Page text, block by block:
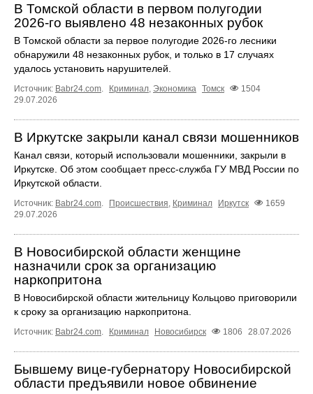
В Томской области в первом полугодии
2026-го выявлено 48 незаконных рубок
В Томской области за первое полугодие 2026-го лесники
обнаружили 48 незаконных рубок, и только в 17 случаях
удалось установить нарушителей.
Источник: Babr24.com Криминал Экономика Томск
1504
29.07.2026
В Иркутске закрыли канал связи мошенников
Канал связи, который использовали мошенники, закрыли в
Иркутске. Об этом сообщает пресс‑служба ГУ МВД России по
Иркутской области.
Источник: Babr24.com Происшествия Криминал Иркутск
1659
29.07.2026
В Новосибирской области женщине
назначили срок за организацию
наркопритона
В Новосибирской области жительницу Кольцово приговорили
к сроку за организацию наркопритона.
Источник: Babr24.com. Криминал Новосибирск 1806 28.07.2026
Бывшему вице-губернатору Новосибирской
области предъявили новое обвинение